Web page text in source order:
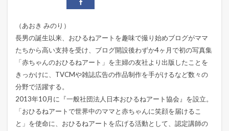
（あおき みのり）
長男の誕生以来、おひるねアートを趣味で撮り始めブログがママ
たちから高い支持を受け、ブログ開設後わずか4ヶ月で初の写真集
「赤ちゃんのおひるねアート」を主婦の友社より出版したことを
きっかけに、TVCMや雑誌広告の作品制作を手がけるなど数々の
分野で活躍する。
2013年10月に『一般社団法人日本おひるねアート協会』を設立。
「おひるねアートで世界中のママと赤ちゃんに笑顔を届けるこ
と」を使命に、おひるねアートを広げる活動として、認定講師の